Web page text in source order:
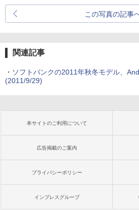
この写真の記事
関連記事
・ ソフトバンクの2011年秋冬モデル、
(2011/9/29)
本サイトのご利用について
広告掲載のご案内
プライバシーポリシー
インプレスグループ